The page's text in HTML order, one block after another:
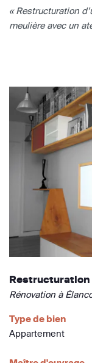
« Restructuration
meulière avec un
Rénovation à
Type de bien
Appartement